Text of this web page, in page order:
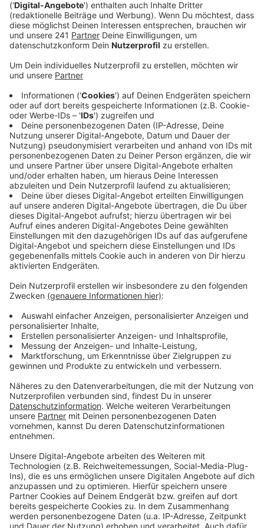
Anzeige
Die Details der Vorfälle
In der Münsterstraße wurden eine Glastüre und eine
Fensterscheibe mit einem Pflasterstein und einem
Sandsack beschädigt. Am Basingstoker Ring war eine
Person zu beobachten, die mehrfach Steine gegen die
Fensterscheiben der Schule warf, wodurch drei
Scheiben beschädigt wurden. Die Täter sind bislang
unbekannt.
Anzeige
Zeugenbeschreibung und Polizeiaufruf
Anzeige
Vier Personen wurden in der Nähe der Tatorte
beobachtet und wie folgt beschrieben: männlich, mit
dunklen Haaren, zwischen 16 und 20 Jahre alt und
zwischen 1,75 m und 1,85 m groß. Einer trug eine helle
Jacke, eine schwarze Hose und weiße Schuhe. Die
Polizei Euskirchen nimmt Hinweise entgegen und
bittet um Mithilfe bei der Aufklärung der Taten.